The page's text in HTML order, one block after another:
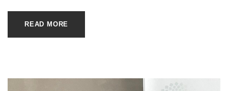
READ MORE